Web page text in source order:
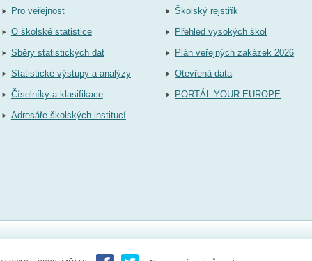
Pro veřejnost
O školské statistice
Sběry statistických dat
Statistické výstupy a analýzy
Číselníky a klasifikace
Adresáře školských institucí
Školský rejstřík
Přehled vysokých škol
Plán veřejných zakázek 2026
Otevřená data
PORTÁL YOUR EUROPE